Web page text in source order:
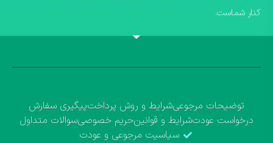
کنار شماست.
توضیحات مرجوعیشرایط و روش پرداختپیگیری سفارش
درخواست عودتشرایط و قوانینحریم خصوصیسوالات متداول
سیاسیت مرجوعی و عودت